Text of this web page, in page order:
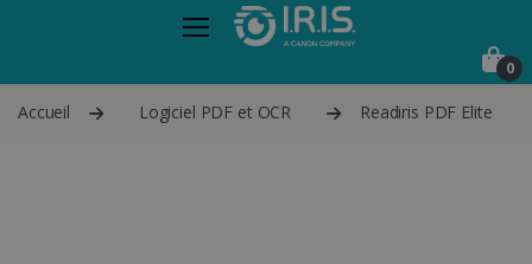
0
Accueil Logiciel PDF et OCR Readiris PDF Elite